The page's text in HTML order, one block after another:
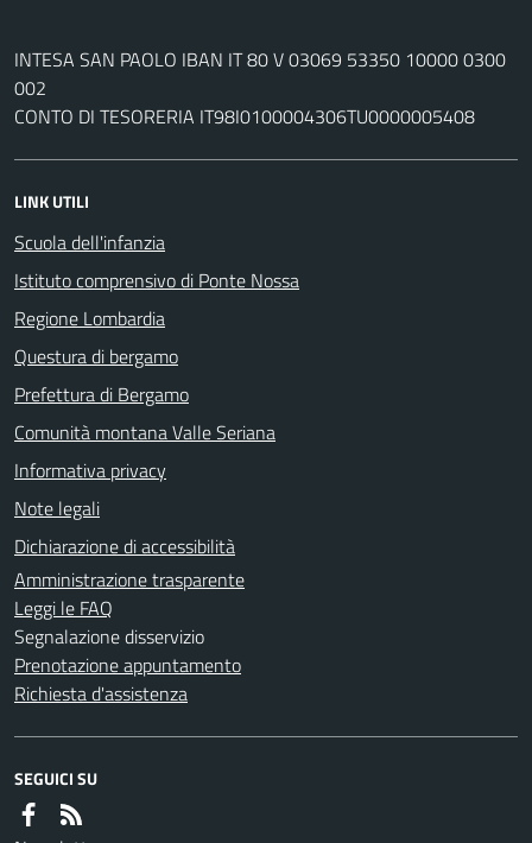
INTESA SAN PAOLO IBAN IT 80 V 03069 53350 10000 0300
002
CONTO DI TESORERIA IT98I0100004306TU0000005408
LINK UTILI
Scuola dell'infanzia
Istituto comprensivo di Ponte Nossa
Regione Lombardia
Questura di bergamo
Prefettura di Bergamo
Comunità montana Valle Seriana
Informativa privacy
Note legali
Dichiarazione di accessibilità
Amministrazione trasparente
Leggi le FAQ
Segnalazione disservizio
Prenotazione appuntamento
Richiesta d'assistenza
SEGUICI SU